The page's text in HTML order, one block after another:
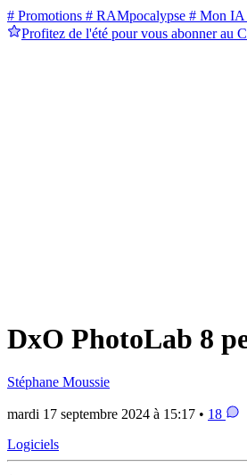
# Promotions # RAMpocalypse # Mon IA
Profitez de l'été pour vous abonner au
DxO PhotoLab 8
Stéphane Moussie
mardi 17 septembre 2024 à 15:17 • 18
Logiciels